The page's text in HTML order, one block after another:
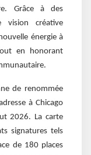
Grâce à des
vision créative
énergie à
en honorant
de renommée
à Chicago
2026. La carte
signatures tels
de 180 places